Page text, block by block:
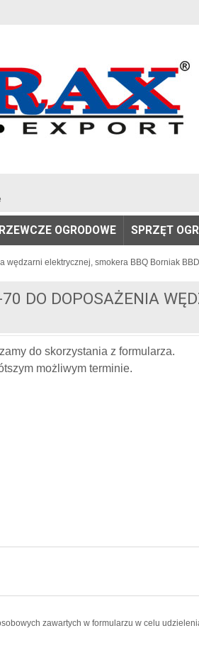
OGRODOWE SPRZĘT
wędzarni elektrycznej, smokera BBQ Borniak
DO DOPOSAŻENIA
do skorzystania z formularza.
możliwym terminie.
zawartych w formularzu w celu